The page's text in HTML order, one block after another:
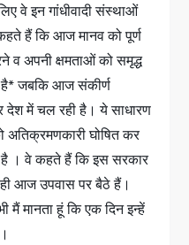
वे इन गांधीवादी संस्थाओं
हैं कि आज मानव को पूर्ण
व अपनी क्षमताओं को समृद्ध
जबकि आज संकीर्ण
देश में चल रही है। ये साधारण
घोषित कर
। वे कहते हैं कि इस सरकार
ही आज उपवास पर बैठे हैं।
मैं मानता हूं कि एक दिन इन्हें